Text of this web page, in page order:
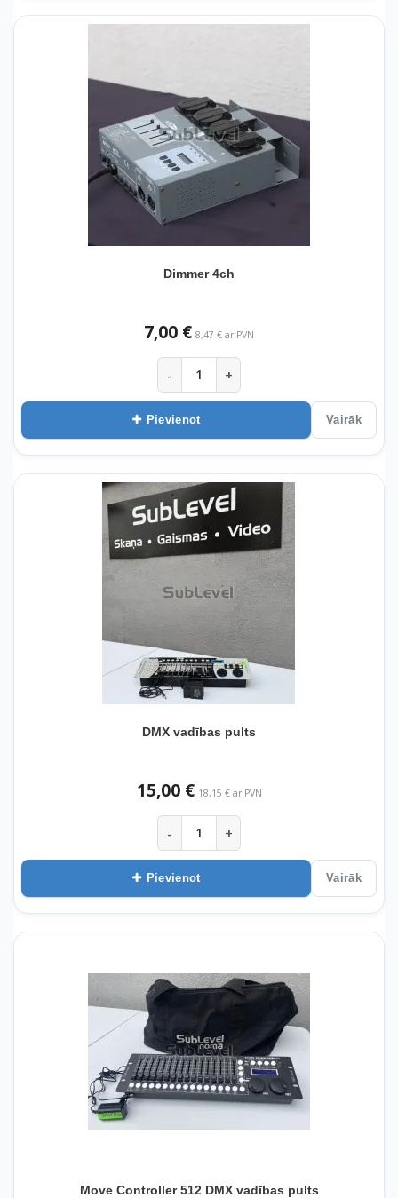
Dimmer 4ch
7,00 € 8,47 € ar PVN
- +
Pievienot Vairāk
DMX vadības pults
15,00 € 18,15 € ar PVN
- +
Pievienot Vairāk
Move Controller 512 DMX vadības pults